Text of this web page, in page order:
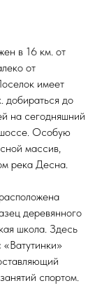
в 16 км. от
от
имеет
добираться до
на сегодняшний
Особую
массив,
река Десна.
деревянного
школа. Здесь
спортом.